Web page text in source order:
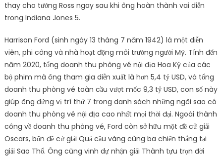
thay cho tướng Ross ngay sau khi ông hoàn thành vai diễn
trong Indiana Jones 5.
Harrison Ford (sinh ngày 13 tháng 7 năm 1942) là một diễn
viên, phi công và nhà hoạt động môi trường người Mỹ. Tính đến
năm 2020, tổng doanh thu phòng vé nội địa Hoa Kỳ của các
bộ phim mà ông tham gia diễn xuất là hơn 5,4 tỷ USD, và tổng
doanh thu phòng vé toàn cầu vượt mốc 9,3 tỷ USD, con số này
giúp ông đứng vị trí thứ 7 trong danh sách những ngôi sao có
doanh thu phòng vé nội địa cao nhất mọi thời đại. Ngoài thành
công về doanh thu phòng vé, Ford còn sở hữu một đề cử giải
Oscars, bốn đề cử giải Quả cầu vàng cùng ba chiến thắng tại
giải Sao Thổ. Ông cũng vinh dự nhận giải Thành tựu trọn đời